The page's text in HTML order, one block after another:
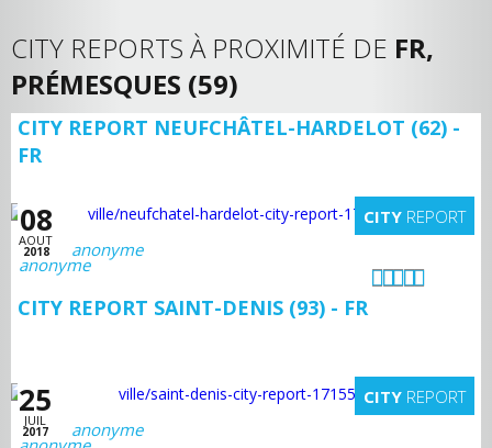
CITY REPORTS À PROXIMITÉ DE FR,
PRÉMESQUES (59)
CITY REPORT NEUFCHÂTEL-HARDELOT (62) -
FR
08
AOUT
2018
CITY REPORT
anonyme
CITY REPORT SAINT-DENIS (93) - FR
25
JUIL
2017
CITY REPORT
anonyme